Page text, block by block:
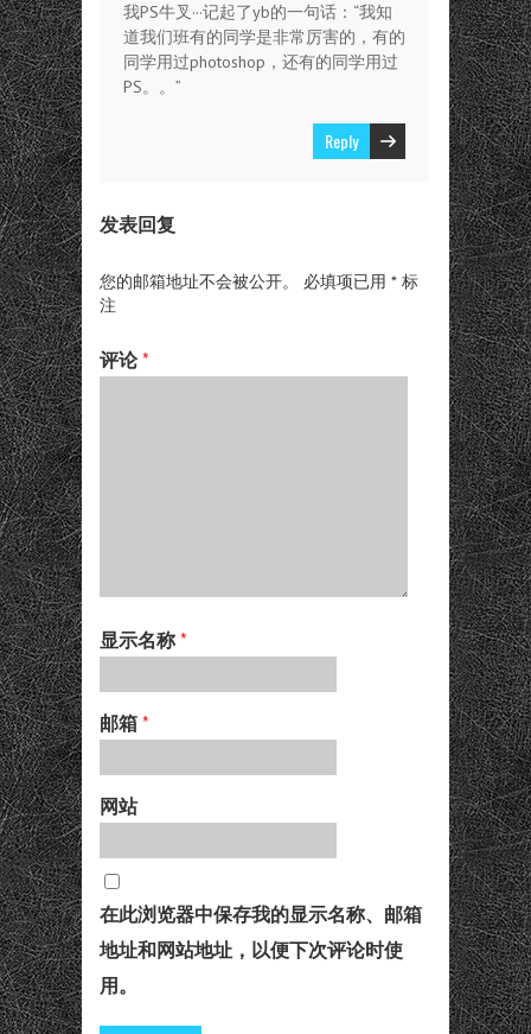
我PS牛叉···记起了yb的一句话：“我知
道我们班有的同学是非常厉害的，有的
同学用过photoshop，还有的同学用过
PS。。”
Reply
发表回复
您的邮箱地址不会被公开。 必填项已用 * 标
注
评论*
显示名称 *
邮箱 *
网站
在此浏览器中保存我的显示名称、邮箱
地址和网站地址，以便下次评论时使
用。